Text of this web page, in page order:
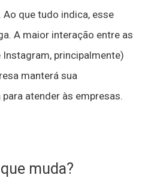
que tudo indica, esse
A maior interação entre as
principalmente)
manterá sua
atender às empresas.
muda?